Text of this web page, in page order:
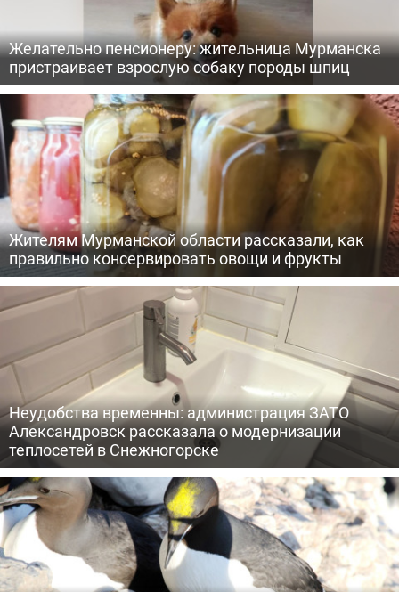
Желательно пенсионеру: жительница Мурманска
пристраивает взрослую собаку породы шпиц
Жителям Мурманской области рассказали, как
правильно консервировать овощи и фрукты
Неудобства временны: администрация ЗАТО
Александровск рассказала о модернизации
теплосетей в Снежногорске